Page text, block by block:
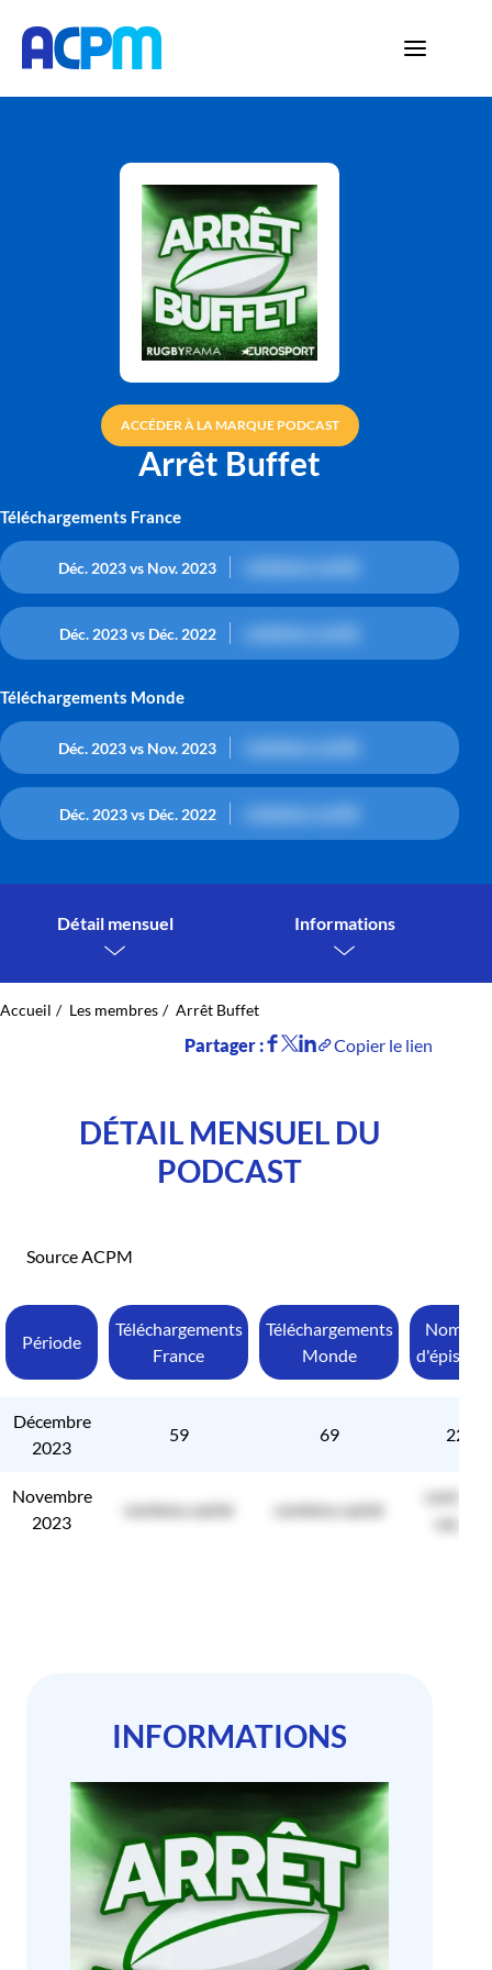
ACCÉDER À LA MARQUE PODCAST
Arrêt Buffet
Téléchargements France
Déc. 2023 vs Nov. 2023
Déc. 2023 vs Déc. 2022
Téléchargements Monde
Déc. 2023 vs Nov. 2023
Déc. 2023 vs Déc. 2022
Détail mensuel Informations
Accueil Les membres Arrêt Buffet
Partager : Copier le lien
DÉTAIL MENSUEL DU
PODCAST
Source ACPM
Période
Téléchargements
France
Téléchargements
Monde
Nombre
Décembre
2023
59 69 22
Novembre
2023
contenu caché contenu caché
contenu
caché
INFORMATIONS